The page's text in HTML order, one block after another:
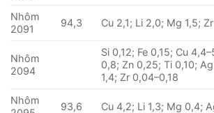
Nhôm
2091
94,3 Cu 2,1; Li 2,0; Mg 1,5; Zr
Nhôm
2094
Si 0,12; Fe 0,15; Cu
0,8; Zn 0,25; Ti 0,10;
1,4; Zr 0,04–0,18
Nhôm
93,6 Cu 4,2; Li 1,3; Mg 0,4;